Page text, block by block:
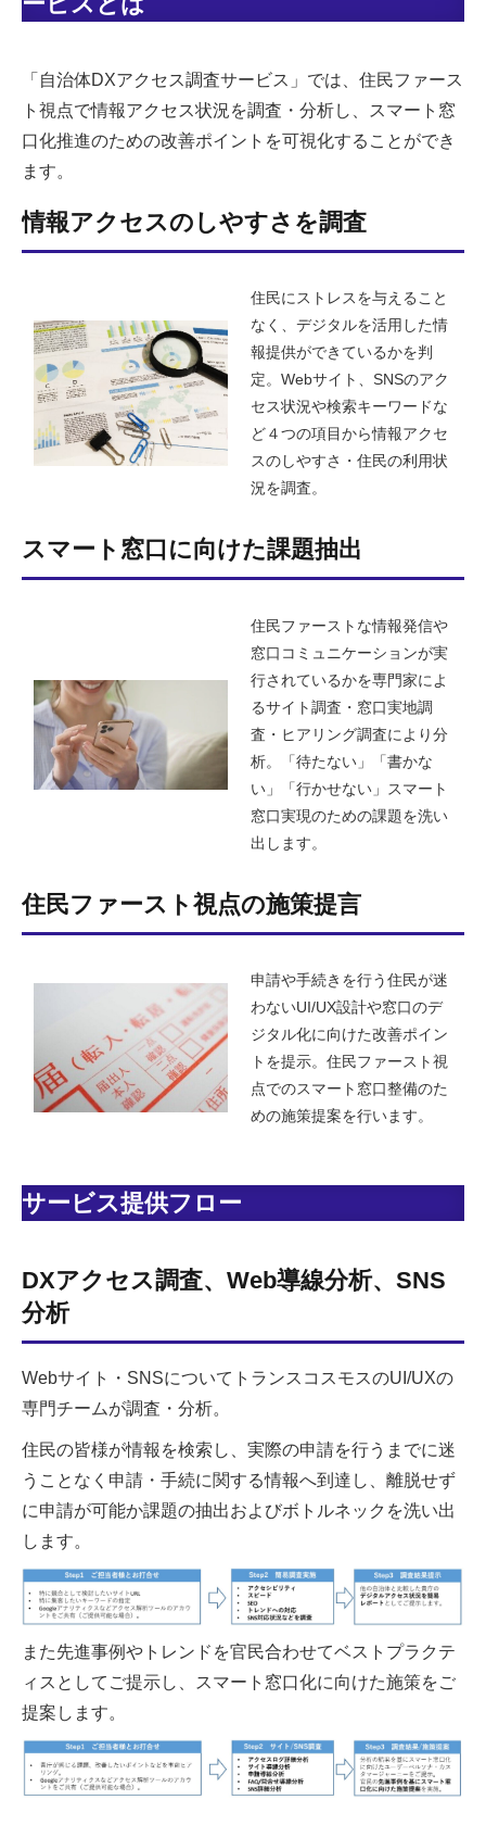
「自治体DXアクセス調査サービス」では、住民ファース
ト視点で情報アクセス状況を調査・分析し、スマート窓
口化推進のための改善ポイントを可視化することができ
ます。
情報アクセスのしやすさを調査
住民にストレスを与えること
なく、デジタルを活用した情
報提供ができているかを判
定。Webサイト、SNSのアク
セス状況や検索キーワードな
ど４つの項目から情報アクセ
スのしやすさ・住民の利用状
況を調査。
スマート窓口に向けた課題抽出
住民ファーストな情報発信や
窓口コミュニケーションが実
⾏されているかを専門家によ
るサイト調査・窓口実地調
査・ヒアリング調査により分
析。「待たない」「書かな
い」「行かせない」スマート
窓口実現のための課題を洗い
出します。
住民ファースト視点の施策提言
申請や⼿続きを行う住民が迷
わないUI/UX設計や窓⼝のデ
ジタル化に向けた改善ポイン
トを提示。住民ファースト視
点でのスマート窓口整備のた
めの施策提案を行います。
サービス提供フロー
DXアクセス調査、Web導線分析、SNS
分析
Webサイト・SNSについてトランスコスモスのUI/UXの
専門チームが調査・分析。
住民の皆様が情報を検索し、実際の申請を行うまでに迷
うことなく申請・手続に関する情報へ到達し、離脱せず
に申請が可能か課題の抽出およびボトルネックを洗い出
します。
また先進事例やトレンドを官民合わせてベストプラクテ
ィスとしてご提示し、スマート窓口化に向けた施策をご
提案します。